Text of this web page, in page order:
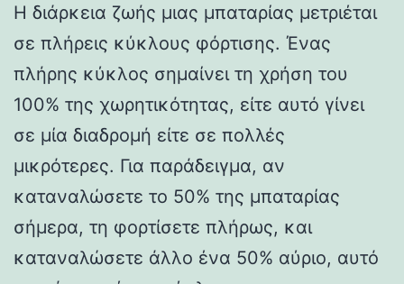
Η διάρκεια ζωής μιας μπαταρίας μετριέται
σε πλήρεις κύκλους φόρτισης. Ένας
πλήρης κύκλος σημαίνει τη χρήση του
100% της χωρητικότητας, είτε αυτό γίνει
σε μία διαδρομή είτε σε πολλές
μικρότερες. Για παράδειγμα, αν
καταναλώσετε το 50% της μπαταρίας
σήμερα, τη φορτίσετε πλήρως, και
καταναλώσετε άλλο ένα 50% αύριο, αυτό